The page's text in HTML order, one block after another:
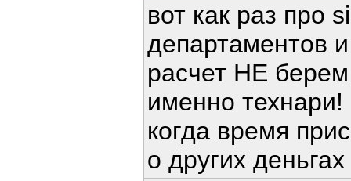
вот как раз про
департаментов
расчет НЕ берем
именно технари!
когда время
о других